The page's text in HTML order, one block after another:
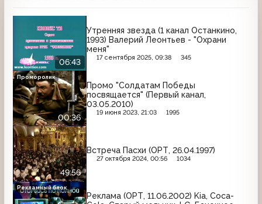
06:43
Утренняя звезда (1 канал Останкино,
1993) Валерий Леонтьев - "Охрани
меня"
17 сентября 2025, 09:38 345
00:36
Промо "Солдатам Победы
посвящается" (Первый канал,
03.05.2010)
19 июня 2023, 21:03 1995
Проморолик
49:56
Встреча Пасхи (ОРТ, 26.04.1997)
27 октября 2024, 00:56 1034
Реклама (ОРТ, 11.06.2002) Kia, Coca-
Рекламный блок